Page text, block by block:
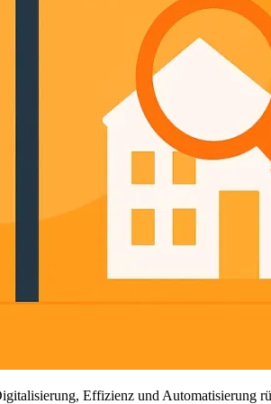
Effizienz und